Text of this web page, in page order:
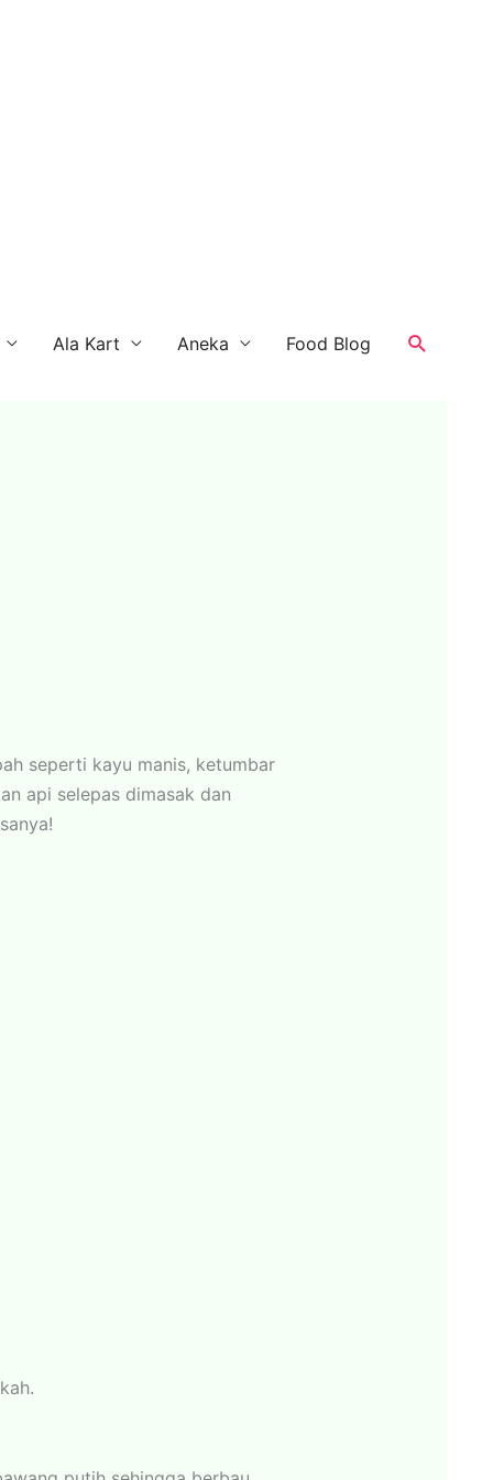
Ala Kart Aneka Food Blog Search
seperti kayu manis, ketumbar
api selepas dimasak dan